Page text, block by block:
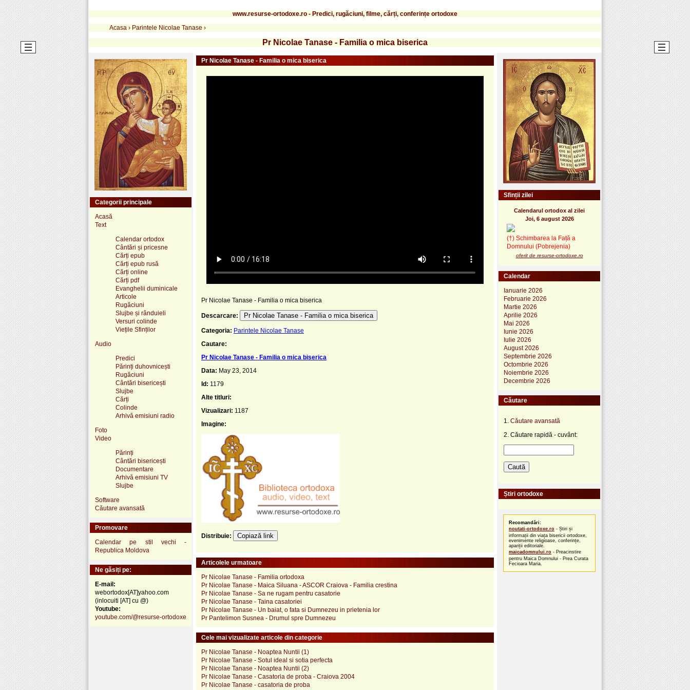
www.resurse-ortodoxe.ro - Predici, rugăciuni, filme, cărți, conferințe ortodoxe
Acasa › Parintele Nicolae Tanase ›
Pr Nicolae Tanase - Familia o mica biserica
Pr Nicolae Tanase - Familia o mica biserica
Pr Nicolae Tanase - Familia o mica biserica
Descarcare: Pr Nicolae Tanase - Familia o mica biserica
Categoria: Parintele Nicolae Tanase
Cautare:
Pr Nicolae Tanase - Familia o mica biserica
Data: May 23, 2014
Id: 1179
Alte titluri:
Vizualizari: 1187
Imagine:
Distribuie: Copiază link
Articolele urmatoare
Pr Nicolae Tanase - Familia ortodoxa
Pr Nicolae Tanase - Maica Siluana - ASCOR Craiova - Familia crestina
Pr Nicolae Tanase - Sa ne rugam pentru casatorie
Pr Nicolae Tanase - Taina casatoriei
Pr Nicolae Tanase - Un baiat, o fata si Dumnezeu in prietenia lor
Pr Pantelimon Susnea - Drumul spre Dumnezeu
Cele mai vizualizate articole din categorie
Pr Nicolae Tanase - Noaptea Nuntii (1)
Pr Nicolae Tanase - Sotul ideal si sotia perfecta
Pr Nicolae Tanase - Noaptea Nuntii (2)
Pr Nicolae Tanase - Casatoria de proba - Craiova 2004
Pr Nicolae Tanase - casatoria de proba
Categorii principale
Acasă
Text
Calendar ortodox
Cântări și pricesne
Cărți epub
Cărți epub rusă
Cărți online
Cărți pdf
Evanghelii duminicale
Articole
Rugăciuni
Slujbe și rânduieli
Versuri colinde
Viețile Sfinților
Audio
Predici
Părinți duhovnicești
Rugăciuni
Cântări bisericești
Slujbe
Cărți
Colinde
Arhivă emisiuni radio
Foto
Video
Părinți
Cântări bisericești
Documentare
Arhivă emisiuni TV
Slujbe
Software
Căutare avansată
Promovare
Calendar pe stil vechi -
Republica Moldova
Ne găsiți pe:
E-mail:
webortodox[AT]yahoo.com
(inlocuiti [AT] cu @)
Youtube:
youtube.com/@resurse-ortodoxe
Sfinții zilei
Calendarul ortodox al zilei
Joi, 6 august 2026
(†) Schimbarea la Față a
Domnului (Pobrejenia)
oferit de resurse-ortodoxe.ro
Calendar
Ianuarie 2026
Februarie 2026
Martie 2026
Aprilie 2026
Mai 2026
Iunie 2026
Iulie 2026
August 2026
Septembrie 2026
Octombrie 2026
Noiembrie 2026
Decembrie 2026
Căutare
1. Căutare avansată
2. Căutare rapidă - cuvânt:
Știri ortodoxe
Recomandări:
noutati-ortodoxe.ro - Știri și
informații din viața bisericii ortodoxe,
evenimente religioase, conferințe,
apariții editoriale.
maicadomnului.ro - Preacinstire
pentru Maica Domnului - Prea Curata
Fecioara Maria.